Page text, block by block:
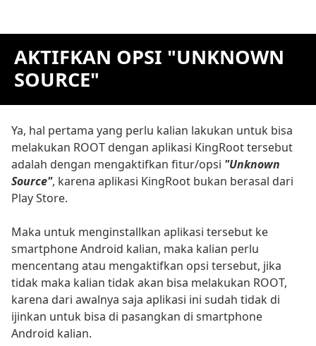
AKTIFKAN OPSI "UNKNOWN
SOURCE"
Ya, hal pertama yang perlu kalian lakukan untuk bisa
melakukan ROOT dengan aplikasi KingRoot tersebut
adalah dengan mengaktifkan fitur/opsi "Unknown
Source", karena aplikasi KingRoot bukan berasal dari
Play Store.
Maka untuk menginstallkan aplikasi tersebut ke
smartphone Android kalian, maka kalian perlu
mencentang atau mengaktifkan opsi tersebut, jika
tidak maka kalian tidak akan bisa melakukan ROOT,
karena dari awalnya saja aplikasi ini sudah tidak di
ijinkan untuk bisa di pasangkan di smartphone
Android kalian.